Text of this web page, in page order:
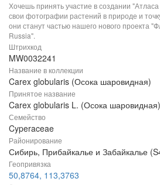
Хочешь принять участие в создании
свои фотографии растений в природе и
они станут частью нашего нового проекта
Russia".
Штрихкод
MW0032241
Название в коллекции
Carex globularis (Осока шаровидная)
Принятое название
Carex globularis L. (Осока шаровидная)
Семейство
Cyperaceae
Районирование
Сибирь, Прибайкалье и Забайкалье
Геопривязка
50,8764, 113,3763